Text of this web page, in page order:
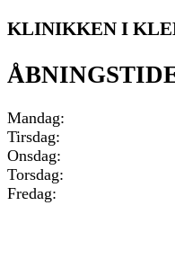
KLINIKKEN I
Mandag:
Tirsdag:
Onsdag:
Torsdag:
Fredag: